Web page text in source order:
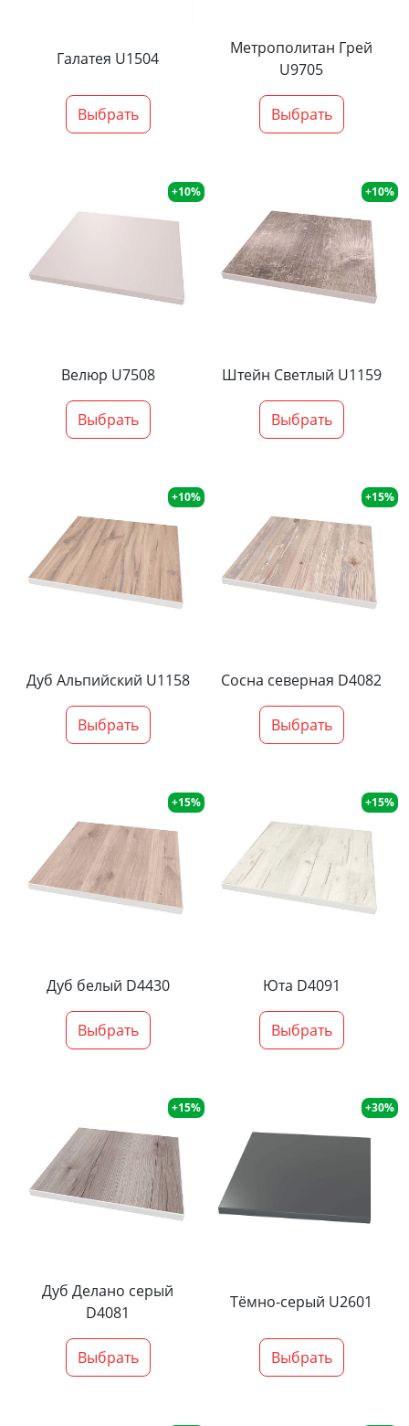
Галатея U1504
Выбрать
Метрополитан Грей
U9705
Выбрать
+10%
Велюр U7508
Выбрать
+10%
Штейн Светлый U1159
Выбрать
+10%
Дуб Альпийский U1158
Выбрать
+15%
Сосна северная D4082
Выбрать
+15%
Дуб белый D4430
Выбрать
+15%
Юта D4091
Выбрать
+15%
Дуб Делано серый
D4081
Выбрать
+30%
Тёмно-серый U2601
Выбрать